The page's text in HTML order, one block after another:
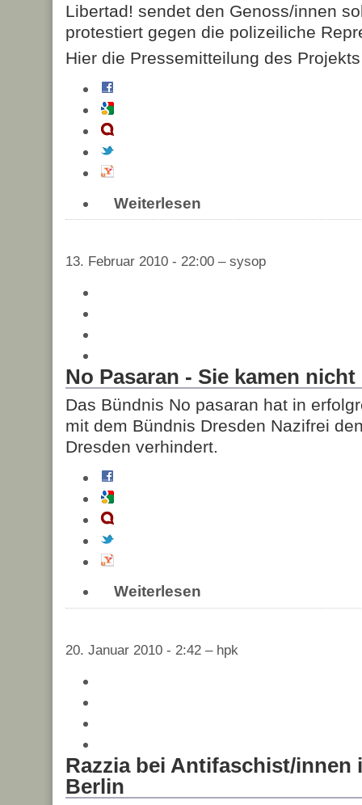
Libertad! sendet den Genoss/innen
protestiert gegen die polizeiliche
Hier die Pressemitteilung des
Weiterlesen
13. Februar 2010 - 22:00 – sysop
No Pasaran - Sie kamen
Das Bündnis No pasaran hat in
mit dem Bündnis Dresden Nazifrei
Dresden verhindert.
Weiterlesen
20. Januar 2010 - 2:42 – hpk
Razzia bei Antifaschist/innen
Berlin